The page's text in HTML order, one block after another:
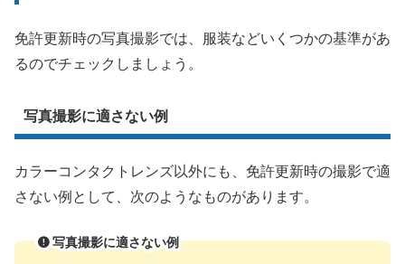
免許更新時の写真撮影では、服装などいくつかの基準があ
るのでチェックしましょう。
写真撮影に適さない例
カラーコンタクトレンズ以外にも、免許更新時の撮影で適
さない例として、次のようなものがあります。
写真撮影に適さない例